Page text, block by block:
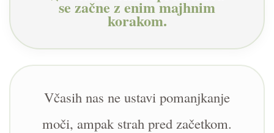
se začne z enim majhnim
korakom.
Včasih nas ne ustavi pomanjkanje
moči, ampak strah pred začetkom.